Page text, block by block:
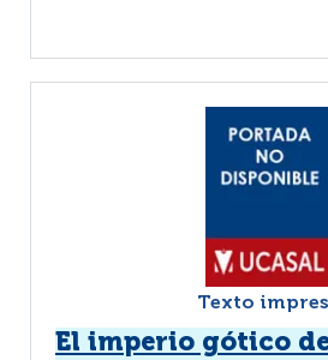
Texto
El imperio gótico